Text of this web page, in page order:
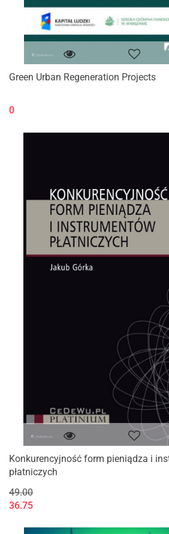
Green Urban Regeneration Projects
0
Konkurencyjność form pieniądza i
płatniczych
49.00
36.75